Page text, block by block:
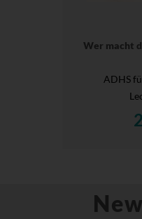
Wer macht
ADHS